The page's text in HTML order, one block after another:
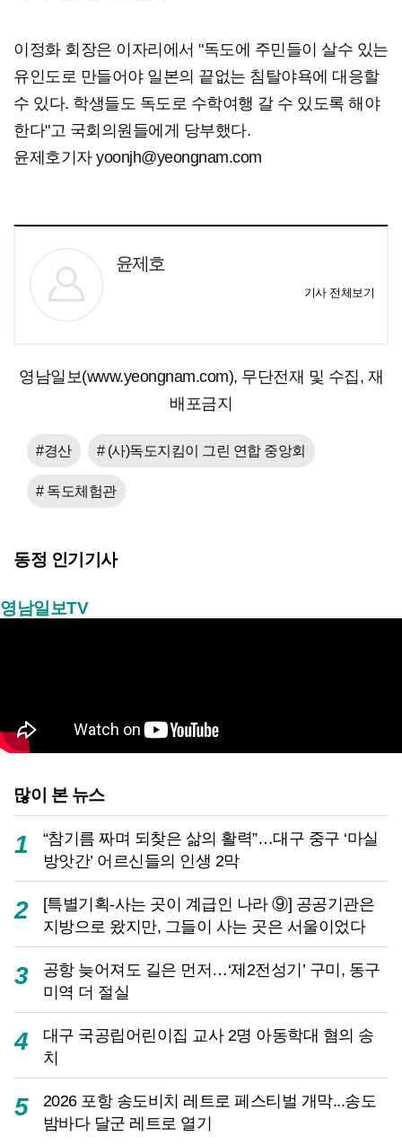
이정화 회장은 이자리에서 "독도에 주민들이 살수 있는
유인도로 만들어야 일본의 끝없는 침탈야욕에 대응할
수 있다. 학생들도 독도로 수학여행 갈 수 있도록 해야
한다"고 국회의원들에게 당부했다.
윤제호기자 yoonjh@yeongnam.com
윤제호
기사 전체보기
영남일보(www.yeongnam.com), 무단전재 및 수집, 재
배포금지
#경산 # (사)독도지킴이 그린 연합 중앙회
# 독도체험관
동정 인기기사
영남일보TV
많이 본 뉴스
1
“참기름 짜며 되찾은 삶의 활력”…대구 중구 ‘마실
방앗간’ 어르신들의 인생 2막
2
[특별기획-사는 곳이 계급인 나라 ⑨] 공공기관은
지방으로 왔지만, 그들이 사는 곳은 서울이었다
3
공항 늦어져도 길은 먼저…‘제2전성기’ 구미, 동구
미역 더 절실
4
대구 국공립어린이집 교사 2명 아동학대 혐의 송
치
5
2026 포항 송도비치 레트로 페스티벌 개막...송도
밤바다 달군 레트로 열기